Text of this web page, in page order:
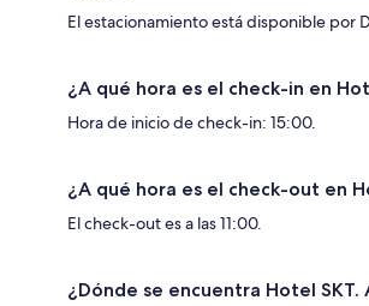
El estacionamiento está disponible por
¿A qué hora es el check-in en
Hora de inicio de check-in: 15:00.
¿A qué hora es el check-out en
El check-out es a las 11:00.
¿Dónde se encuentra Hotel SKT.